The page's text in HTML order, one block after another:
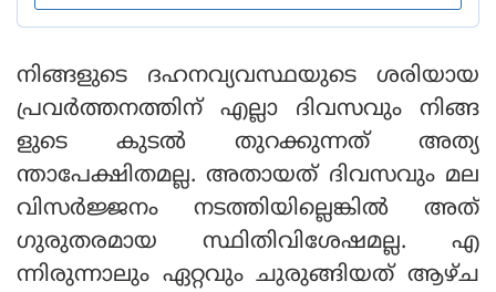
നിങ്ങളുടെ ദഹനവ്യവസ്ഥയുടെ ശരിയായ
പ്രവർത്തനത്തിന് എല്ലാ ദിവസവും നിങ്ങ
ളുടെ കുടൽ തുറക്കുന്നത് അത്യ
ന്താപേക്ഷിതമല്ല. അതായത് ദിവസവും മല
വിസർജ്ജനം നടത്തിയില്ലെങ്കിൽ അത്
ഗുരുതരമായ സ്ഥിതിവിശേഷമല്ല. എ
ന്നിരുന്നാലും ഏറ്റവും ചുരുങ്ങിയത് ആഴ്ച